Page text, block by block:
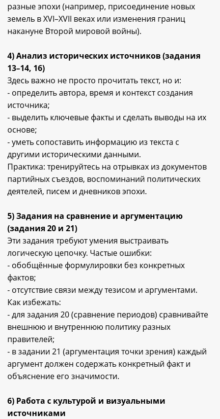
разные эпохи (например, присоединение новых
земель в XVI–XVII веках или изменения границ
накануне Второй мировой войны).
4) Анализ исторических источников (задания
13–14, 16)
Здесь важно не просто прочитать текст, но и:
- определить автора, время и контекст создания
источника;
- выделить ключевые факты и сделать выводы на их
основе;
- уметь сопоставить информацию из текста с
другими историческими данными.
Практика: тренируйтесь на отрывках из документов
партийных съездов, воспоминаний политических
деятелей, писем и дневников эпохи.
5) Задания на сравнение и аргументацию
(задания 20 и 21)
Эти задания требуют умения выстраивать
логическую цепочку. Частые ошибки:
- обобщённые формулировки без конкретных
фактов;
- отсутствие связи между тезисом и аргументами.
Как избежать:
- для задания 20 (сравнение периодов) сравнивайте
внешнюю и внутреннюю политику разных
правителей;
- в задании 21 (аргументация точки зрения) каждый
аргумент должен содержать конкретный факт и
объяснение его значимости.
6) Работа с культурой и визуальными
источниками